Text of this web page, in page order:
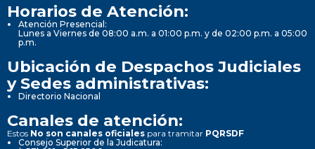
Horarios de Atención:
Atención Presencial:
Lunes a Viernes de 08:00 a.m. a 01:00 p.m. y de 02:00 p.m. a 05:00
p.m.
Ubicación de Despachos Judiciales
y Sedes administrativas:
Directorio Nacional
Canales de atención:
Estos No son canales oficiales para tramitar PQRSDF
Consejo Superior de la Judicatura: